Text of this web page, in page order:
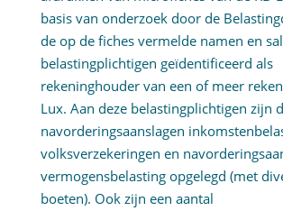
basis van onderzoek door de
de op de fiches vermelde namen en
belastingplichtigen geïdentificeerd als
rekeninghouder van een of meer
Lux. Aan deze belastingplichtigen zijn
navorderingsaanslagen
volksverzekeringen en
vermogensbelasting opgelegd (met
boeten). Ook zijn een aantal